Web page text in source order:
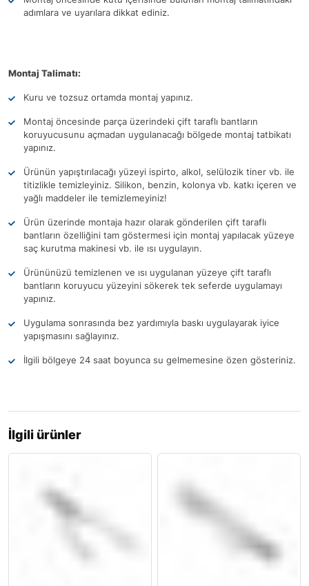
adımlara ve uyarılara dikkat ediniz.
Montaj Talimatı:
Kuru ve tozsuz ortamda montaj yapınız.
Montaj öncesinde parça üzerindeki çift taraflı bantların
koruyucusunu açmadan uygulanacağı bölgede montaj tatbikatı
yapınız.
Ürünün yapıştırılacağı yüzeyi ispirto, alkol, selülozik tiner vb. ile
titizlikle temizleyiniz. Silikon, benzin, kolonya vb. katkı içeren ve
yağlı maddeler ile temizlemeyiniz!
Ürün üzerinde montaja hazır olarak gönderilen çift taraflı
bantların özelliğini tam göstermesi için montaj yapılacak yüzeye
saç kurutma makinesi vb. ile ısı uygulayın.
Ürününüzü temizlenen ve ısı uygulanan yüzeye çift taraflı
bantların koruyucu yüzeyini sökerek tek seferde uygulamayı
yapınız.
Uygulama sonrasında bez yardımıyla baskı uygulayarak iyice
yapışmasını sağlayınız.
İlgili bölgeye 24 saat boyunca su gelmemesine özen gösteriniz.
İlgili ürünler